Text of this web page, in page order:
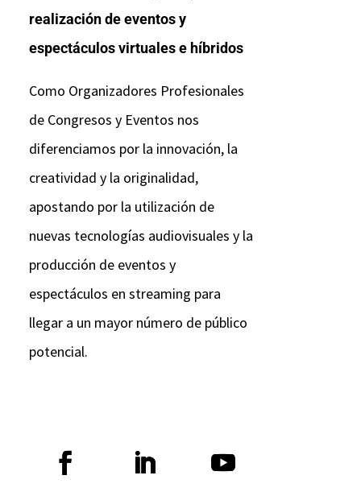
realización de eventos y
espectáculos virtuales e híbridos
Como Organizadores Profesionales
de Congresos y Eventos nos
diferenciamos por la innovación, la
creatividad y la originalidad,
apostando por la utilización de
nuevas tecnologías audiovisuales y la
producción de eventos y
espectáculos en streaming para
llegar a un mayor número de público
potencial.